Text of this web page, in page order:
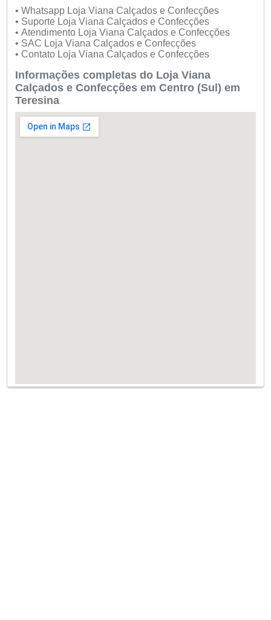
• Whatsapp Loja Viana Calçados e Confecções
• Suporte Loja Viana Calçados e Confecções
• Atendimento Loja Viana Calçados e Confecções
• SAC Loja Viana Calçados e Confecções
• Contato Loja Viana Calçados e Confecções
Informações completas do Loja Viana
Calçados e Confecções em Centro (Sul) em
Teresina